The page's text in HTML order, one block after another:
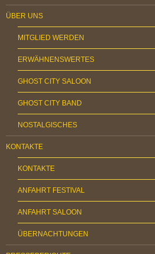
ÜBER UNS
MITGLIED WERDEN
ERWÄHNENSWERTES
GHOST CITY SALOON
GHOST CITY BAND
NOSTALGISCHES
KONTAKTE
KONTAKTE
ANFAHRT FESTIVAL
ANFAHRT SALOON
ÜBERNACHTUNGEN